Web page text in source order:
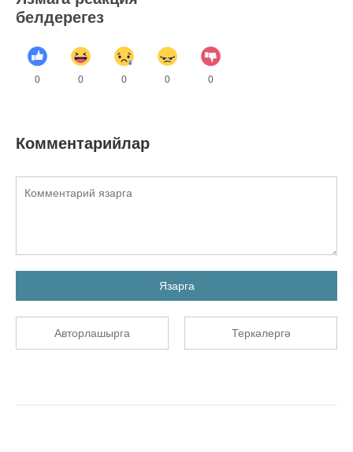
белдерегез
0 0 0 0 0
Комментарийлар
Язарга
Авторлашырга Теркәлергә